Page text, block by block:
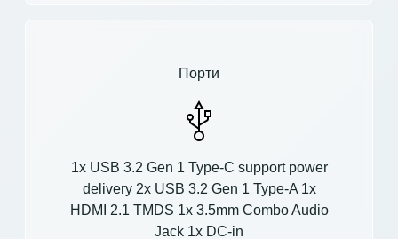
Порти
1x USB 3.2 Gen 1 Type-C support power
delivery 2x USB 3.2 Gen 1 Type-A 1x
HDMI 2.1 TMDS 1x 3.5mm Combo Audio
Jack 1x DC-in